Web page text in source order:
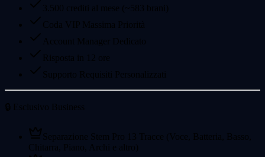
3.500 crediti al mese (~583 brani)
Coda VIP Massima Priorità
Account Manager Dedicato
Risposta in 12 ore
Supporto Requisiti Personalizzati
🔒 Esclusivo Business
Separazione Stem Pro 13 Tracce (Voce, Batteria, Basso,
Chitarra, Piano, Archi e altro)